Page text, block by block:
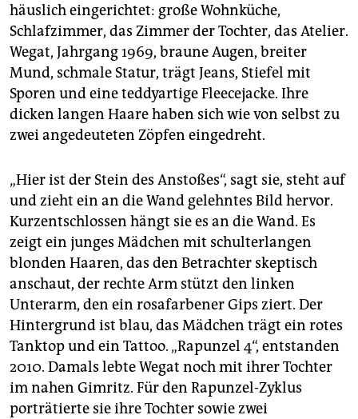
häuslich eingerichtet: große Wohnküche,
Schlafzimmer, das Zimmer der Tochter, das Atelier.
Wegat, Jahrgang 1969, braune Augen, breiter
Mund, schmale Statur, trägt Jeans, Stiefel mit
Sporen und eine teddyartige Fleecejacke. Ihre
dicken langen Haare haben sich wie von selbst zu
zwei angedeuteten Zöpfen eingedreht.
„Hier ist der Stein des Anstoßes“, sagt sie, steht auf
und zieht ein an die Wand gelehntes Bild hervor.
Kurzentschlossen hängt sie es an die Wand. Es
zeigt ein junges Mädchen mit schulterlangen
blonden Haaren, das den Betrachter skeptisch
anschaut, der rechte Arm stützt den linken
Unterarm, den ein rosafarbener Gips ziert. Der
Hintergrund ist blau, das Mädchen trägt ein rotes
Tanktop und ein Tattoo. „Rapunzel 4“, entstanden
2010. Damals lebte Wegat noch mit ihrer Tochter
im nahen Gimritz. Für den Rapunzel-Zyklus
porträtierte sie ihre Tochter sowie zwei